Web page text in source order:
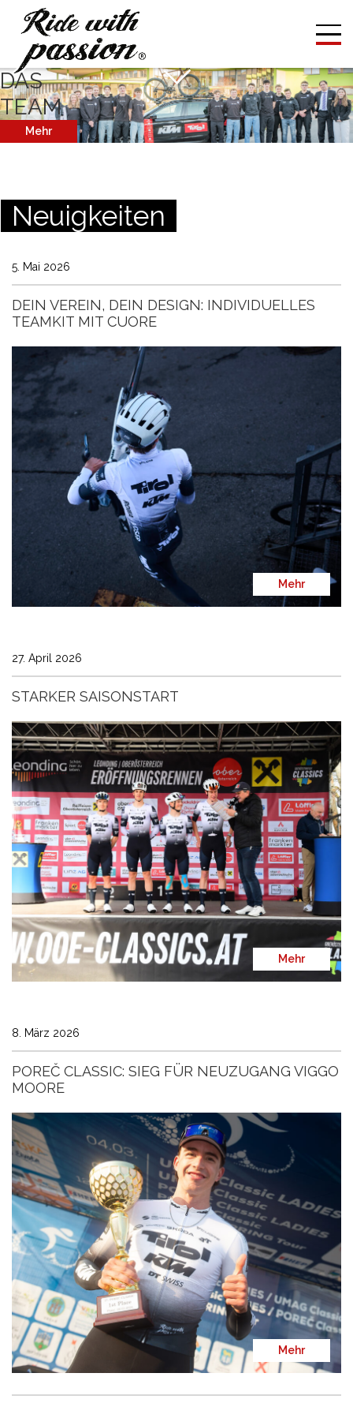
DAS
TEAM
Mehr
Neuigkeiten
5. Mai 2026
DEIN VEREIN, DEIN DESIGN: INDIVIDUELLES
TEAMKIT MIT CUORE
Mehr
27. April 2026
STARKER SAISONSTART
Mehr
8. März 2026
POREČ CLASSIC: SIEG FÜR NEUZUGANG VIGGO
MOORE
Mehr